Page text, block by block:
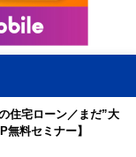
住宅ローン／まだ”大
無料セミナー】